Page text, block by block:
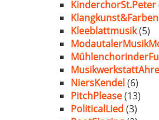
KinderchorSt.Peter
Kleeblattmusik(5)
NiersKendel(6)
PitchPlease(13)
PoliticalLied (3)